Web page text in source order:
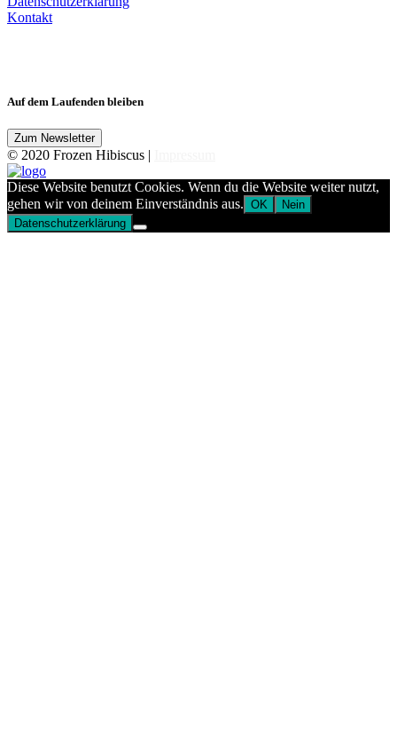
Kontakt
Auf dem Laufenden bleiben
© 2020 Frozen Hibiscus |
Diese Website benutzt Cookies. Wenn du die Website weiter nutzt,
gehen wir von deinem Einverständnis aus. OK
Nein
Datenschutzerklärung